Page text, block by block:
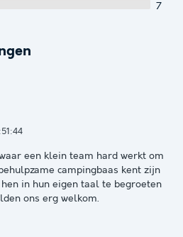
7
een klein team hard werkt om
campingbaas kent zijn
in hun eigen taal te begroeten
ons erg welkom.